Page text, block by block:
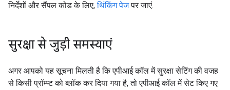
निर्देशों और सैंपल कोड के लिए,थिंकिंग पेजपर जाएं.
सुरक्षा से जुड़ी समस्याएं
अगर आपको यह सूचना मिलती है कि एपीआई कॉल में सुरक्षा सेटिंग की वजह
से किसी प्रॉम्प्ट को ब्लॉक कर दिया गया है, तो एपीआई कॉल में सेट किए गए